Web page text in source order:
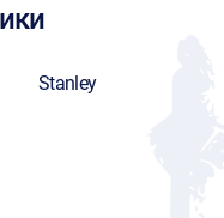
Stanley